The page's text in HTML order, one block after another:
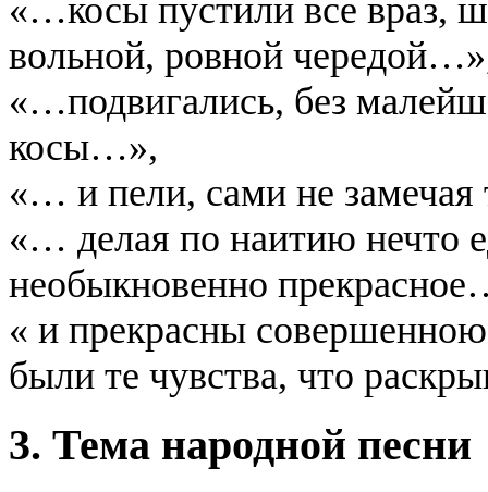
«…косы пустили все
вольной, ровной
«…подвигались, без
косы…»,
«… и пели, сами не замечая
«… делая по наитию нечто
необыкновенно
« и прекрасны
были те чувства, что
3. Тема народной песни